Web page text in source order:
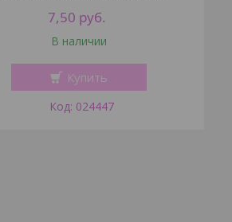
7,50 руб.
В наличии
Купить
024447